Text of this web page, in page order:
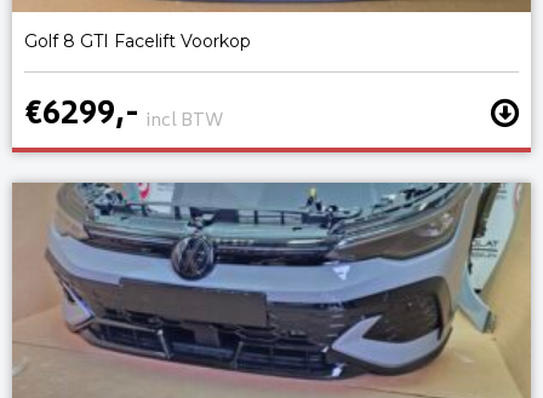
Golf 8 GTI Facelift Voorkop
€6299,- incl BTW